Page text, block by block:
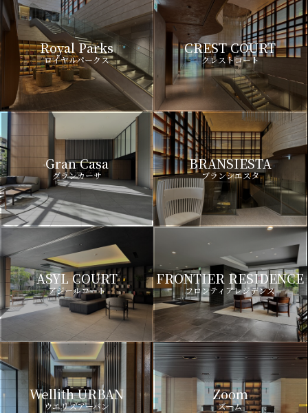
Royal Parks
ロイヤルパークス
CREST COURT
クレストコート
Gran Casa
グランカーサ
BRANSIESTA
ブランシエスタ
ASYL COURT
アジールコート
FRONTIER RESIDENCE
フロンティアレジデンス
Wellith URBAN
ウエリスアーバン
Zoom
ズーム